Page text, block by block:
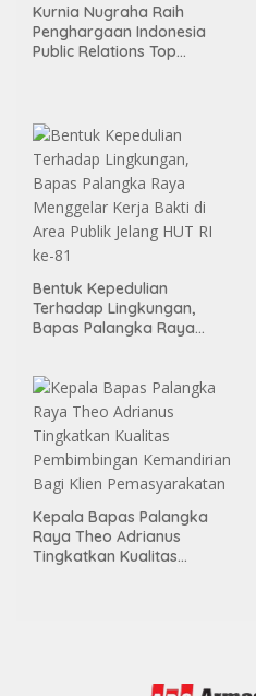
Kurnia Nugraha Raih
Penghargaan Indonesia
Public Relations Top
Bentuk Kepedulian
Terhadap Lingkungan,
Bapas Palangka Raya
ke-81
Kepala Bapas Palangka
Raya Theo Adrianus
Tingkatkan Kualitas